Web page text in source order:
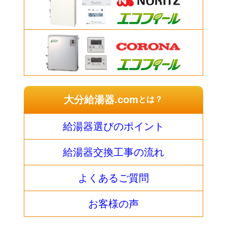
大分給湯器.comとは？
給湯器選びのポイント
給湯器交換工事の流れ
よくあるご質問
お客様の声